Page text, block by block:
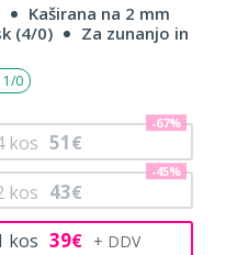
Kaširana na 2 mm
(4/0)
Za zunanjo in
1/0
kos 39€
kos 43€
-45%
kos 51€
-67%